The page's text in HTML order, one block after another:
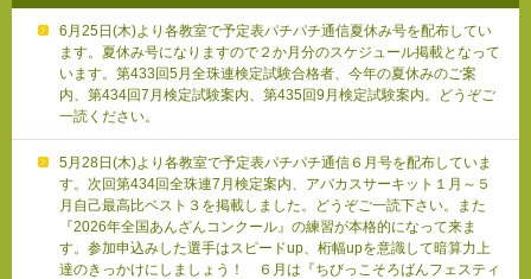
6月25日(木)より各教室で予定表パチパチ通信夏休み号を配布してい
ます。夏休み号になりますので２か月分のスケジュール掲載となって
います。第433回5月全珠連検定試験合格者、今年の夏休みのご案
内、第434回7月検定試験案内、第435回9月検定試験案内。どうぞご
一読ください。
5月28日(木)より各教室で予定表パチパチ通信６月号を配布していま
す。次回第434回全珠連7月検定案内、アバカスサーキット１月～５
月自己最高比ベスト３を掲載しました。どうぞご一読下さい。また
『2026年全国あんざんコンクール』の練習が本格的になって来ま
す。参加申込みした選手はスピードup、桁幅upを意識して暗算力上
達のきっかけにしましょう！ ６月は『ちびっこそろばんフェスティ